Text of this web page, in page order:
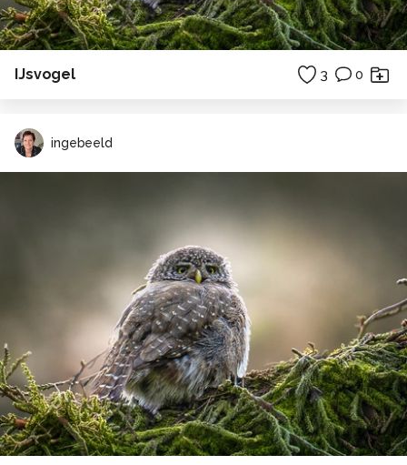
IJsvogel 3 0
ingebeeld